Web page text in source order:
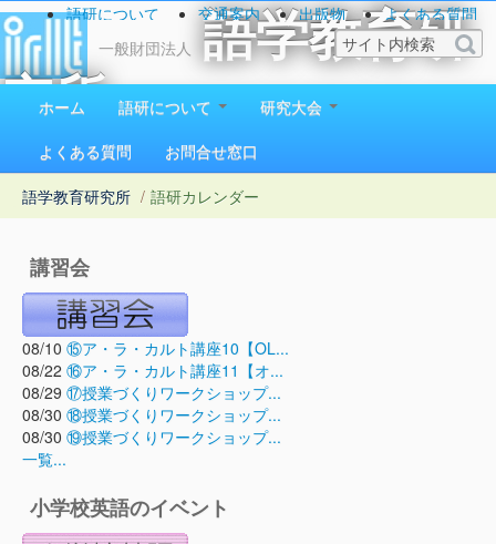
一般財団法人
語学教育研
究所
1923（大正12）年創立
語研について 交通案内 出版物
よくある質問
お問い合わせ
ホーム 語研について
研究大会
よくある質問
お問合せ窓口
語学教育研究所 / 語研カレンダー
講習会
08/10 ⑮ア・ラ・カルト講座10【OL...
08/22 ⑯ア・ラ・カルト講座11【オ...
08/29 ⑰授業づくりワークショップ...
08/30 ⑱授業づくりワークショップ...
08/30 ⑲授業づくりワークショップ...
一覧...
小学校英語のイベント